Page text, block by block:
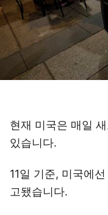
현재 미국은 매일
있습니다.
11일 기준, 미국에
고됐습니다.